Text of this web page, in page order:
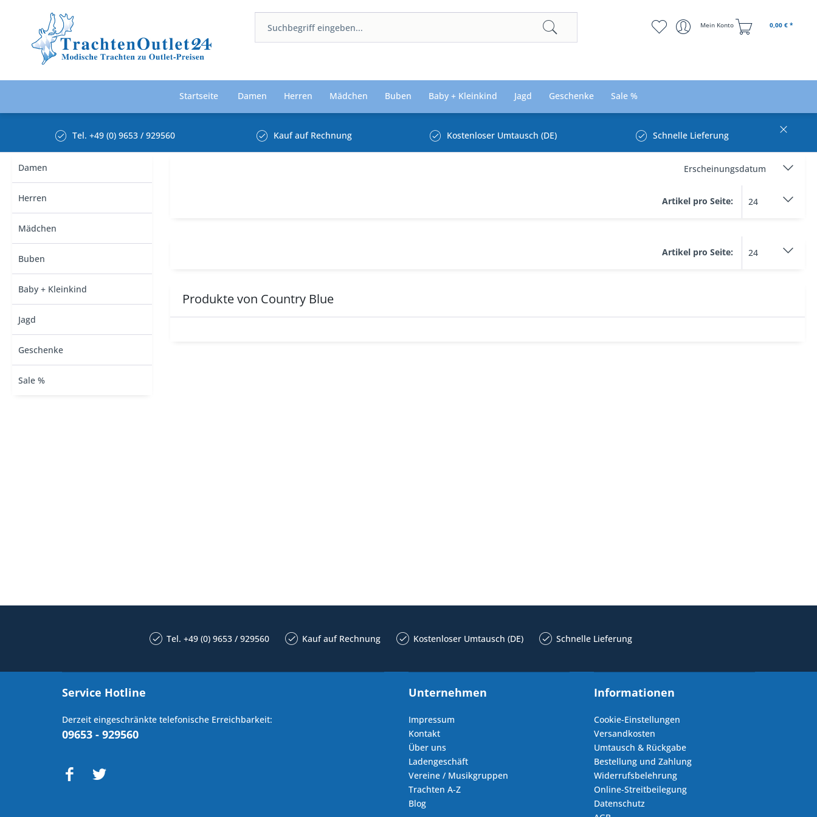
Mein Konto 0,00 € *
Startseite Damen Herren Mädchen Buben Baby + Kleinkind Jagd Geschenke Sale %
Tel. +49 (0) 9653 / 929560 Kauf auf Rechnung Kostenloser Umtausch (DE) Schnelle Lieferung
Damen
Herren
Mädchen
Buben
Baby + Kleinkind
Jagd
Geschenke
Sale %
Artikel pro Seite:
Artikel pro Seite:
Produkte von Country Blue
Tel. +49 (0) 9653 / 929560 Kauf auf Rechnung Kostenloser Umtausch (DE) Schnelle Lieferung
Service Hotline
Derzeit eingeschränkte telefonische Erreichbarkeit:
09653 - 929560
Unternehmen
Impressum
Kontakt
Über uns
Ladengeschäft
Vereine / Musikgruppen
Trachten A-Z
Blog
Informationen
Cookie-Einstellungen
Versandkosten
Umtausch & Rückgabe
Bestellung und Zahlung
Widerrufsbelehrung
Online-Streitbeilegung
Datenschutz